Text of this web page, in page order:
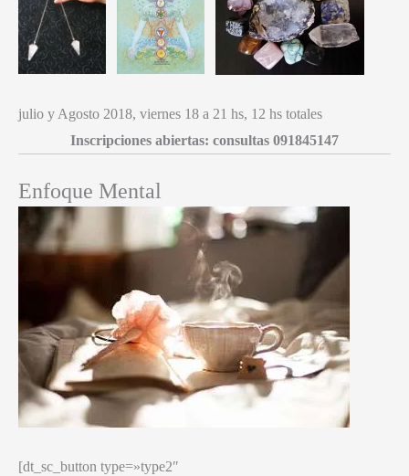
julio y Agosto 2018, viernes 18 a 21 hs, 12 hs totales
Inscripciones abiertas: consultas 091845147
Enfoque Mental
[dt_sc_button type=»type2″